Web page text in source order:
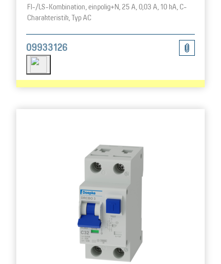
FI-/LS-Kombination, einpolig+N, 25 A, 0,03 A, 10 kA, C-
Charakteristik, Typ AC
09933126